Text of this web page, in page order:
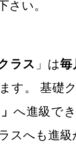
さい。
ラス 」は毎
す。 基礎
へ進級で
スへも進